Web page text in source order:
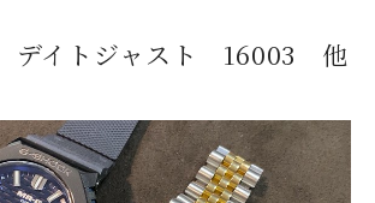
デイトジャスト 16003 他